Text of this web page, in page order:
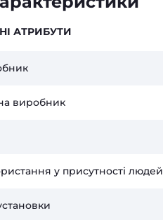
АТРИБУТИ
виробник
у присутності людей